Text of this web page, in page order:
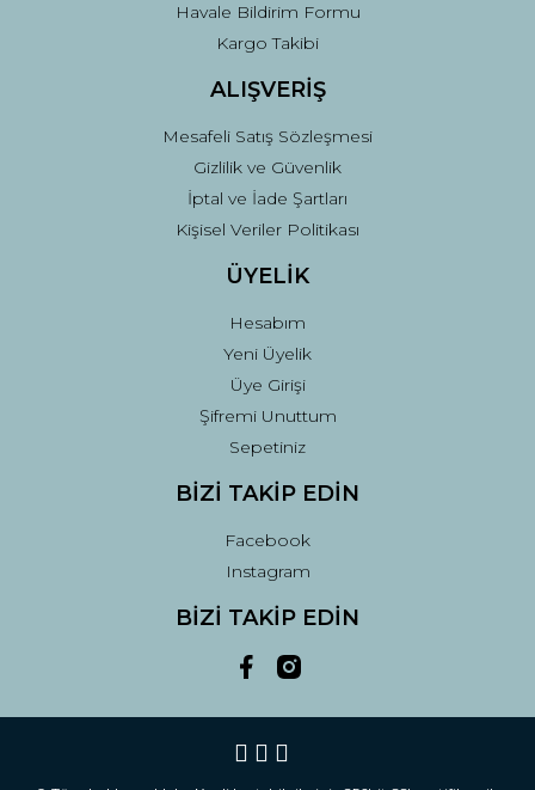
Havale Bildirim Formu
Kargo Takibi
ALIŞVERİŞ
Mesafeli Satış Sözleşmesi
Gizlilik ve Güvenlik
İptal ve İade Şartları
Kişisel Veriler Politikası
ÜYELİK
Hesabım
Yeni Üyelik
Üye Girişi
Şifremi Unuttum
Sepetiniz
BİZİ TAKİP EDİN
Facebook
Instagram
BİZİ TAKİP EDİN